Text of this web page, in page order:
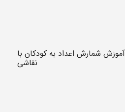
آموزش شمارش اعداد به کودکان با
نقاشی